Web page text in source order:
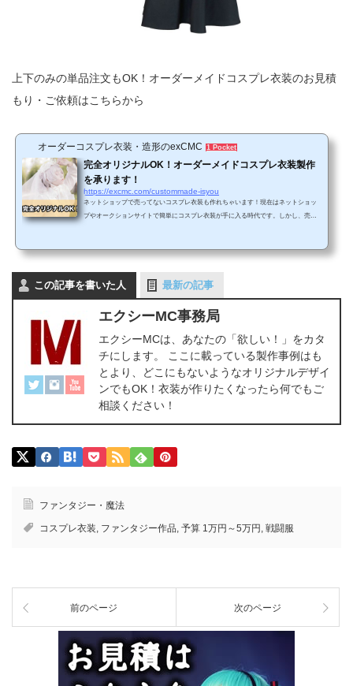
上下のみの単品注文もOK！オーダーメイドコスプレ衣装のお見積
もり・ご依頼はこちらから
オーダーコスプレ衣装・造形のexCMC 1 Pocket
完全オリジナルOK！オーダーメイドコスプレ衣装製作
を承ります！
https://excmc.com/custommade-isyou
ネットショップで売ってないコスプレ衣装も作れちゃいます！現在はネットショッ
プやオークションサイトで簡単にコスプレ衣装が手に入る時代です。しかし、売ら
いうケースが少なくありません。また、スマホアプリのゲーム(ソシャゲ)のキャラだ
という方も多いものです。…そんなお悩みをお持ちのコス...
この記事を書いた人 最新の記事
エクシーMC事務局
エクシーMCは、あなたの「欲しい！」をカタ
チにします。 ここに載っている製作事例はも
とより、どこにもないようなオリジナルデザイ
ンでもOK！衣装が作りたくなったら何でもご
相談ください！
ファンタジー・魔法
コスプレ衣装, ファンタジー作品, 予算 1万円～5万円 , 戦闘服
前のページ 次のページ